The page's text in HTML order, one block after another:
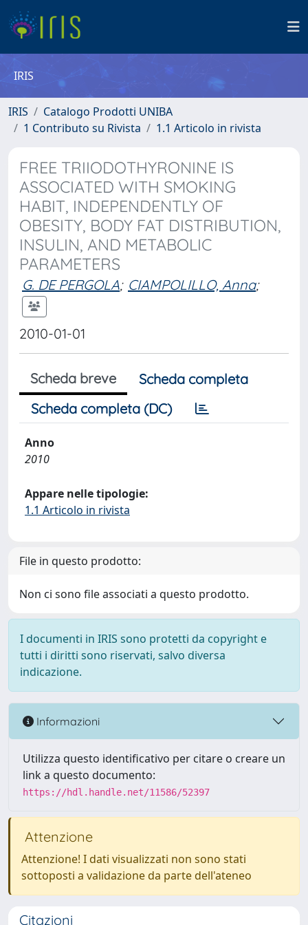
IRIS
IRIS
Catalogo Prodotti UNIBA
1 Contributo su Rivista
1.1 Articolo in rivista
FREE TRIIODOTHYRONINE IS
ASSOCIATED WITH SMOKING
HABIT, INDEPENDENTLY OF
OBESITY, BODY FAT DISTRIBUTION,
INSULIN, AND METABOLIC
PARAMETERS
G. DE PERGOLA; CIAMPOLILLO, Anna;
2010-01-01
Scheda breve
Scheda completa
Scheda completa (DC)
Anno
2010
Appare nelle tipologie:
1.1 Articolo in rivista
File in questo prodotto:
Non ci sono file associati a questo prodotto.
I documenti in IRIS sono protetti da copyright e
tutti i diritti sono riservati, salvo diversa
indicazione.
Informazioni
Utilizza questo identificativo per citare o creare un
link a questo documento:
https://hdl.handle.net/11586/52397
Attenzione
Attenzione! I dati visualizzati non sono stati
sottoposti a validazione da parte dell'ateneo
Citazioni